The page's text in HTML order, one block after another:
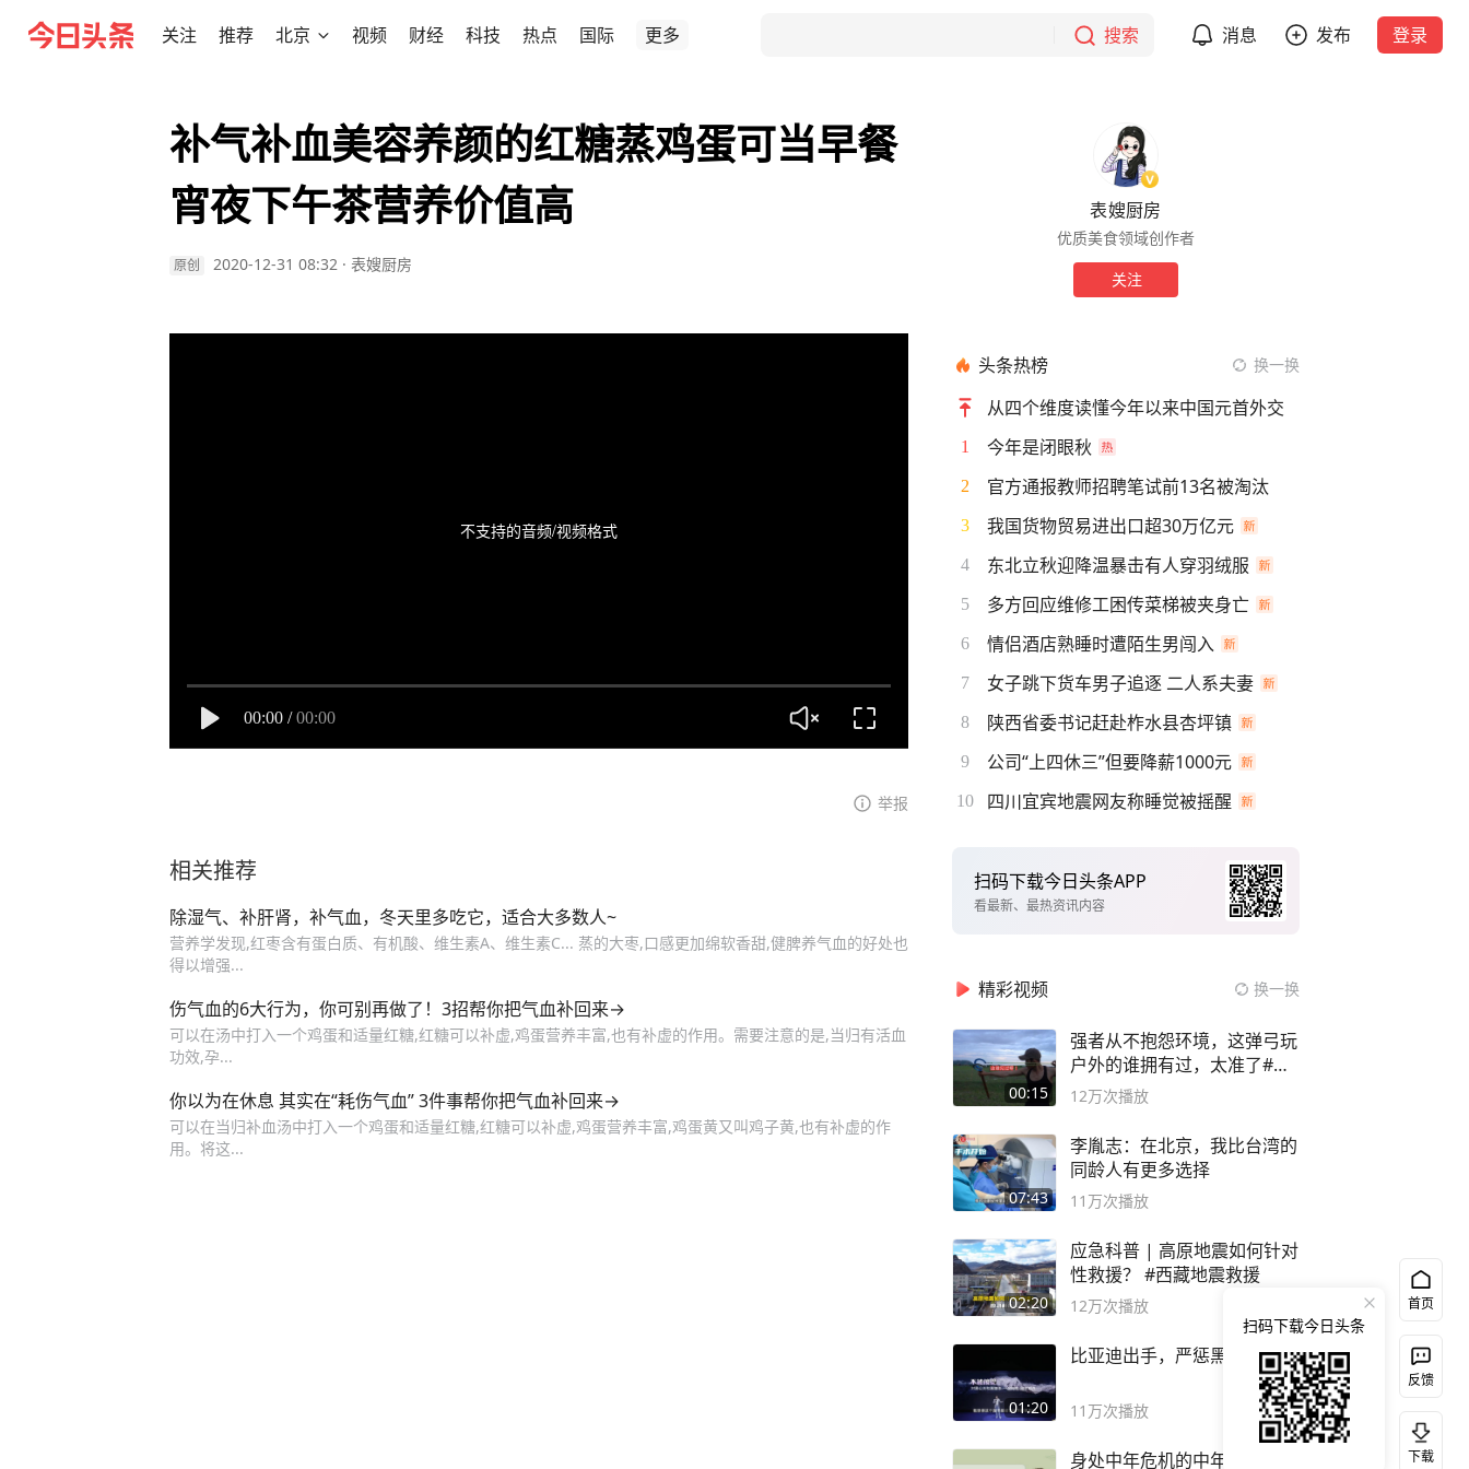
关注 推荐 北京 视频 财经 科技 热点 国际 更多 搜索 消息 发布 登录
补气补血美容养颜的红糖蒸鸡蛋可当早餐
宵夜下午茶营养价值高
原创 2020-12-31 08:32 · 表嫂厨房
不支持的音频/视频格式
00:00 / 00:00
举报
相关推荐
除湿气、补肝肾，补气血，冬天里多吃它，适合大多数人~
营养学发现,红枣含有蛋白质、有机酸、维生素A、维生素C... 蒸的大枣,口感更加绵软香甜,健脾养气血的好处也
得以增强...
伤气血的6大行为，你可别再做了！3招帮你把气血补回来→
可以在汤中打入一个鸡蛋和适量红糖,红糖可以补虚,鸡蛋营养丰富,也有补虚的作用。需要注意的是,当归有活血
功效,孕...
你以为在休息 其实在“耗伤气血” 3件事帮你把气血补回来→
可以在当归补血汤中打入一个鸡蛋和适量红糖,红糖可以补虚,鸡蛋营养丰富,鸡蛋黄又叫鸡子黄,也有补虚的作
用。将这...
表嫂厨房
优质美食领域创作者
关注
头条热榜 换一换
从四个维度读懂今年以来中国元首外交
1 今年是闭眼秋
2 官方通报教师招聘笔试前13名被淘汰
3 我国货物贸易进出口超30万亿元
4 东北立秋迎降温暴击有人穿羽绒服
5 多方回应维修工困传菜梯被夹身亡
6 情侣酒店熟睡时遭陌生男闯入
7 女子跳下货车男子追逐 二人系夫妻
8 陕西省委书记赶赴柞水县杏坪镇
9 公司“上四休三”但要降薪1000元
10 四川宜宾地震网友称睡觉被摇醒
扫码下载今日头条APP
看最新、最热资讯内容
精彩视频 换一换
00:15
强者从不抱怨环境，这弹弓玩
户外的谁拥有过，太准了#弹
弓#户外
12万次播放
07:43
李胤志：在北京，我比台湾的
同龄人有更多选择
11万次播放
02:20
应急科普 | 高原地震如何针对
性救援？ #西藏地震救援
12万次播放
01:20
比亚迪出手，严惩黑公关！
11万次播放
身处中年危机的中年人，都该
首页
反馈
下载
扫码下载今日头条